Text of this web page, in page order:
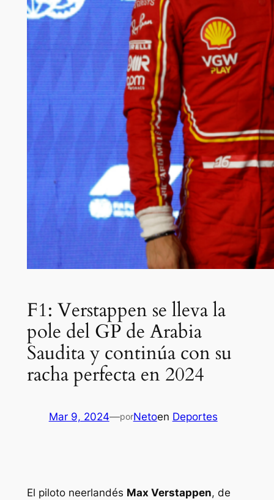
F1: Verstappen se lleva la
pole del GP de Arabia
Saudita y continúa con su
racha perfecta en 2024
Mar 9, 2024—porNetoen Deportes
El piloto neerlandés Max Verstappen, de